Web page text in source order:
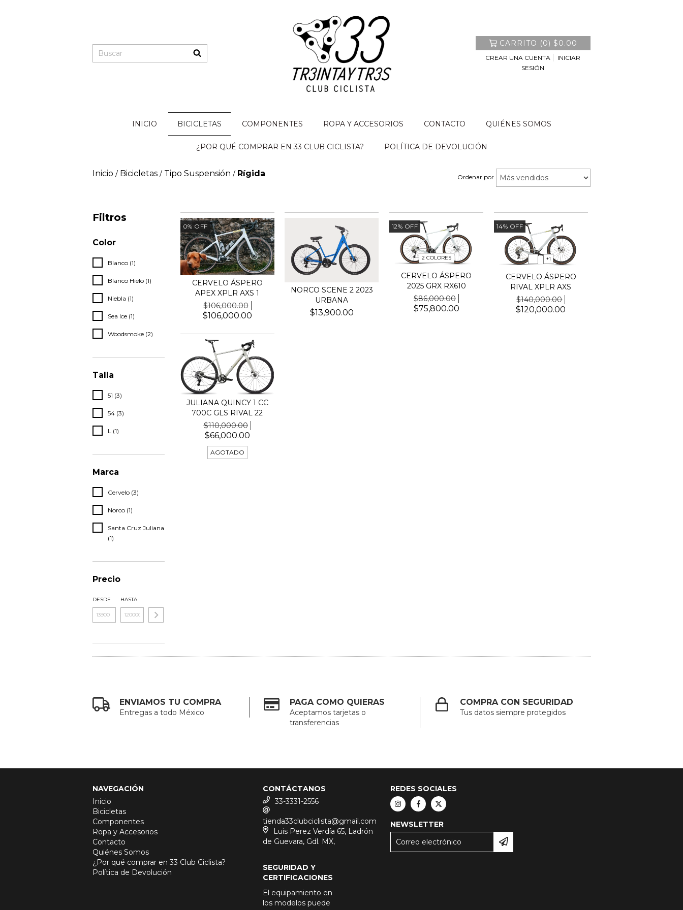
CARRITO (0) $0.00
CREAR UNA CUENTA
INICIAR
SESIÓN
INICIO BICICLETAS COMPONENTES ROPA Y ACCESORIOS CONTACTO QUIÉNES SOMOS
¿POR QUÉ COMPRAR EN 33 CLUB CICLISTA? POLÍTICA DE DEVOLUCIÓN
Inicio / Bicicletas / Tipo Suspensión / Rígida Ordenar por
Filtros
Color
Blanco (1)
Blanco Hielo (1)
Niebla (1)
Sea Ice (1)
Woodsmoke (2)
Talla
51 (3)
54 (3)
L (1)
Marca
Cervelo (3)
Norco (1)
Santa Cruz Juliana
(1)
Precio
DESDE HASTA
0% OFF
CERVELO ÁSPERO
APEX XPLR AXS 1
$106,000.00
$106,000.00
NORCO SCENE 2 2023
URBANA
$13,900.00
12% OFF
2 COLORES
CERVELO ÁSPERO
2025 GRX RX610
$86,000.00
$75,800.00
14% OFF
+1
CERVELO ÁSPERO
RIVAL XPLR AXS
$140,000.00
$120,000.00
JULIANA QUINCY 1 CC
700C GLS RIVAL 22
$110,000.00
$66,000.00
AGOTADO
ENVIAMOS TU COMPRA
Entregas a todo México
PAGA COMO QUIERAS
Aceptamos tarjetas o
transferencias
COMPRA CON SEGURIDAD
Tus datos siempre protegidos
NAVEGACIÓN
Inicio
Bicicletas
Componentes
Ropa y Accesorios
Contacto
Quiénes Somos
¿Por qué comprar en 33 Club Ciclista?
Política de Devolución
CONTÁCTANOS
33-3331-2556
tienda33clubciclista@gmail.com
Luis Perez Verdía 65, Ladrón
de Guevara, Gdl. MX,
REDES SOCIALES
NEWSLETTER
SEGURIDAD Y
CERTIFICACIONES
El equipamiento en
los modelos puede